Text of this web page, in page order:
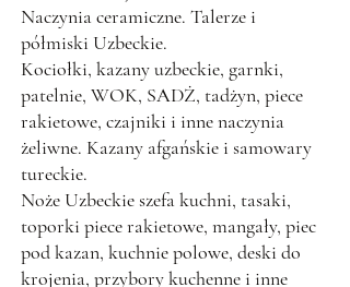
Naczynia ceramiczne. Talerze i
półmiski Uzbeckie.
Kociołki, kazany uzbeckie, garnki,
patelnie, WOK, SADŻ, tadżyn, piece
rakietowe, czajniki i inne naczynia
żeliwne. Kazany afgańskie i samowary
tureckie.
Noże Uzbeckie szefa kuchni, tasaki,
toporki piece rakietowe, mangały, piec
pod kazan, kuchnie polowe, deski do
krojenia, przybory kuchennei inne